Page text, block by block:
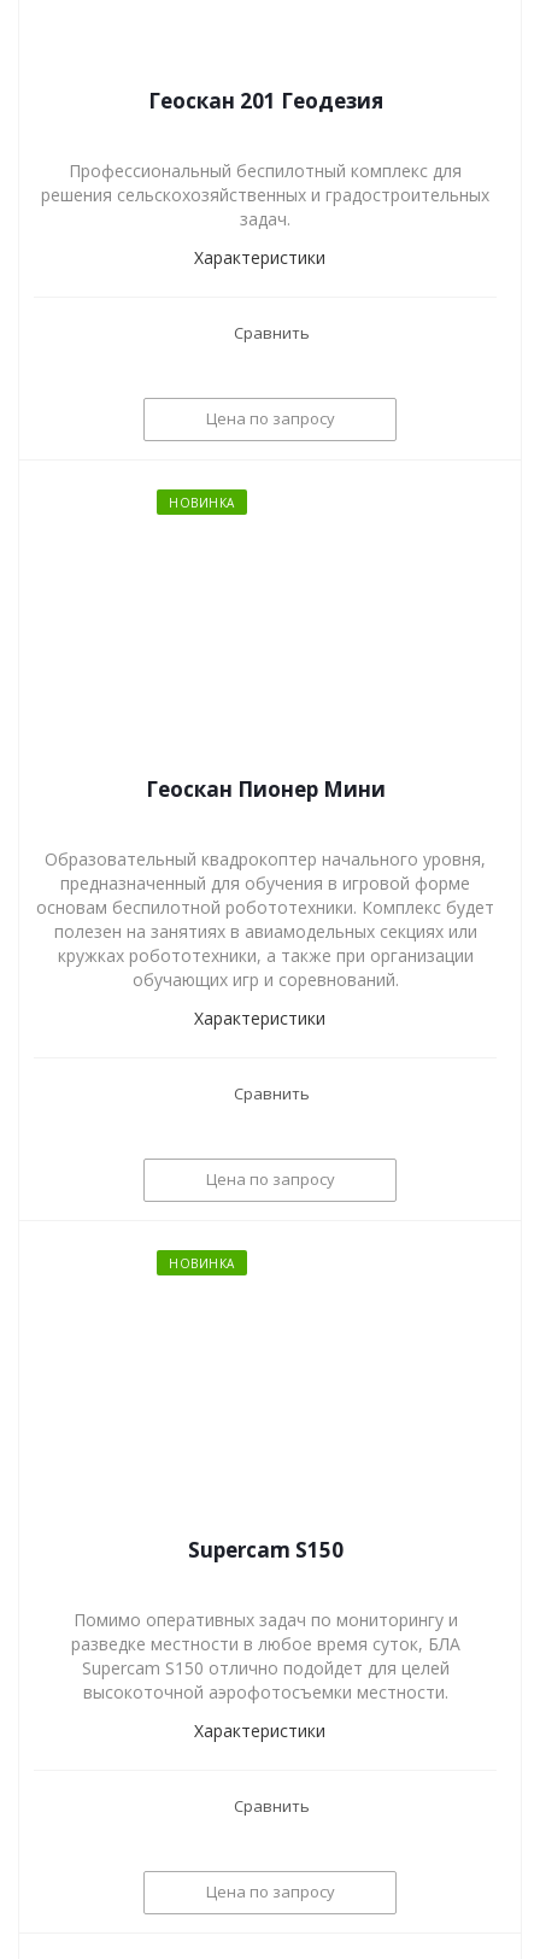
Геоскан 201 Геодезия
Профессиональный беспилотный комплекс для
решения сельскохозяйственных и градостроительных
задач.
Характеристики
Сравнить
Цена по запросу
НОВИНКА
Геоскан Пионер Мини
Образовательный квадрокоптер начального уровня,
предназначенный для обучения в игровой форме
основам беспилотной робототехники. Комплекс будет
полезен на занятиях в авиамодельных секциях или
кружках робототехники, а также при организации
обучающих игр и соревнований.
Характеристики
Сравнить
Цена по запросу
НОВИНКА
Supercam S150
Помимо оперативных задач по мониторингу и
разведке местности в любое время суток, БЛА
Supercam S150 отлично подойдет для целей
высокоточной аэрофотосъемки местности.
Характеристики
Сравнить
Цена по запросу